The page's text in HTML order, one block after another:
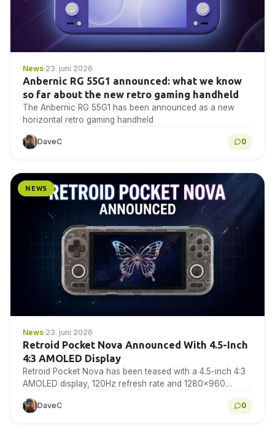
News·23. juni 2026
Anbernic RG 55G1 announced: what we know
so far about the new retro gaming handheld
The Anbernic RG 55G1 has been announced as a new
horizontal retro gaming handheld
DaveC 0
NEWS
News·23. juni 2026
Retroid Pocket Nova Announced With 4.5-Inch
4:3 AMOLED Display
Retroid Pocket Nova has been teased with a 4.5-inch 4:3
AMOLED display, 120Hz refresh rate and 1280×960
DaveC 0